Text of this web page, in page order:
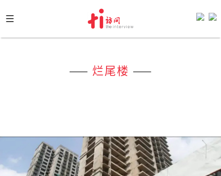
to
content
—— 烂尾楼 ——